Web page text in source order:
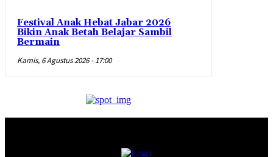
Festival Anak Hebat Jabar 2026
Bikin Anak Betah Belajar Sambil
Bermain
Kamis, 6 Agustus 2026 - 17:00